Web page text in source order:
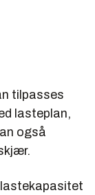
tilpasses
lasteplan,
også
lastekapasitet